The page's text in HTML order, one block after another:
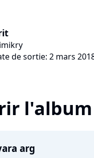
de sortie: 2 mars
l'album
arg